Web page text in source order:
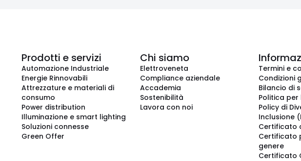
Prodotti e servizi
Automazione Industriale
Energie Rinnovabili
Attrezzature e materiali di
consumo
Power distribution
Illuminazione e smart lighting
Soluzioni connesse
Green Offer
Chi siamo
Elettroveneta
Compliance aziendale
Accademia
Sostenibilità
Lavora con noi
Termini e
Condizioni
Bilancio di
Politica
Policy di
Inclusione
Certificato
Certificato
genere
Certificato